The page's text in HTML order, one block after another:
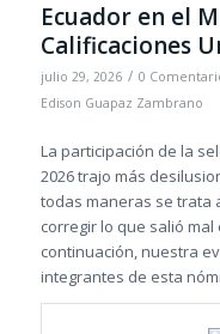
Ecuador en el
Calificaciones
julio 29, 2026 / 0
Edison Guapaz Zambrano
La participación de la
2026 trajo más
todas maneras se trata
corregir lo que salió
continuación, nuestra
integrantes de esta